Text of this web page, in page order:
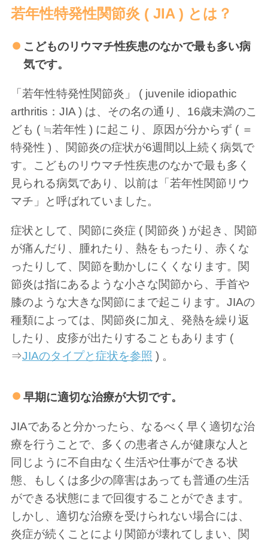
若年性特発性関節炎 ( JIA ) とは？
こどものリウマチ性疾患のなかで最も多い病
気です。
「若年性特発性関節炎」 ( juvenile idiopathic
arthritis：JIA ) は、その名の通り、16歳未満のこ
ども ( ≒若年性 ) に起こり、原因が分からず ( ＝
特発性 ) 、関節炎の症状が6週間以上続く病気で
す。こどものリウマチ性疾患のなかで最も多く
見られる病気であり、以前は「若年性関節リウ
マチ」と呼ばれていました。
症状として、関節に炎症 ( 関節炎 ) が起き、関節
が痛んだり、腫れたり、熱をもったり、赤くな
ったりして、関節を動かしにくくなります。関
節炎は指にあるような小さな関節から、手首や
膝のような大きな関節にまで起こります。JIAの
種類によっては、関節炎に加え、発熱を繰り返
したり、皮疹が出たりすることもあります (
⇒JIAのタイプと症状を参照 ) 。
早期に適切な治療が大切です。
JIAであると分かったら、なるべく早く適切な治
療を行うことで、多くの患者さんが健康な人と
同じように不自由なく生活や仕事ができる状
態、もしくは多少の障害はあっても普通の生活
ができる状態にまで回復することができます。
しかし、適切な治療を受けられない場合には、
炎症が続くことにより関節が壊れてしまい、関